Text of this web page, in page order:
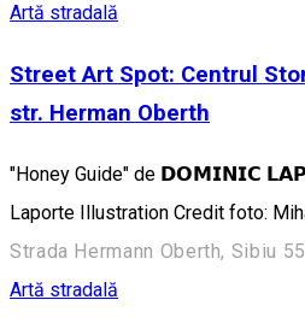
Artă stradală
Street Art Spot: Centrul
str. Herman Oberth
"Honey Guide" de 𝗗𝗢𝗠𝗜𝗡𝗜𝗖
Laporte Illustration Credit foto:
Strada Hermann Oberth, Sibiu
Artă stradală